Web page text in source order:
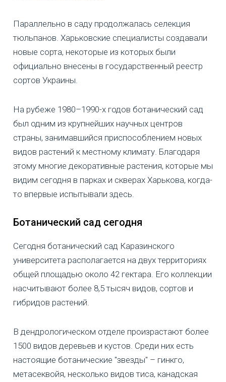
Параллельно в саду продолжалась селекция
тюльпанов. Харьковские специалисты создавали
новые сорта, некоторые из которых были
официально внесены в государственный реестр
сортов Украины.
На рубеже 1980–1990-х годов ботанический сад
был одним из крупнейших научных центров
страны, занимавшийся приспособлением новых
видов растений к местному климату. Благодаря
этому многие декоративные растения, которые мы
видим сегодня в парках и скверах Харькова, когда-
то впервые испытывали здесь.
Ботанический сад сегодня
Сегодня ботанический сад Каразинского
университета располагается на двух территориях
общей площадью около 42 гектара. Его коллекции
насчитывают более 8,5 тысяч видов, сортов и
гибридов растений.
В дендрологическом отделе произрастают более
1500 видов деревьев и кустов. Среди них есть
настоящие ботанические "звезды" – гинкго,
метасеквойя, несколько видов тиса, канадская